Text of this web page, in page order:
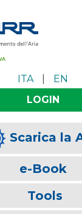
ITA
EN
LOGIN
Scarica la
e-Book
Tools